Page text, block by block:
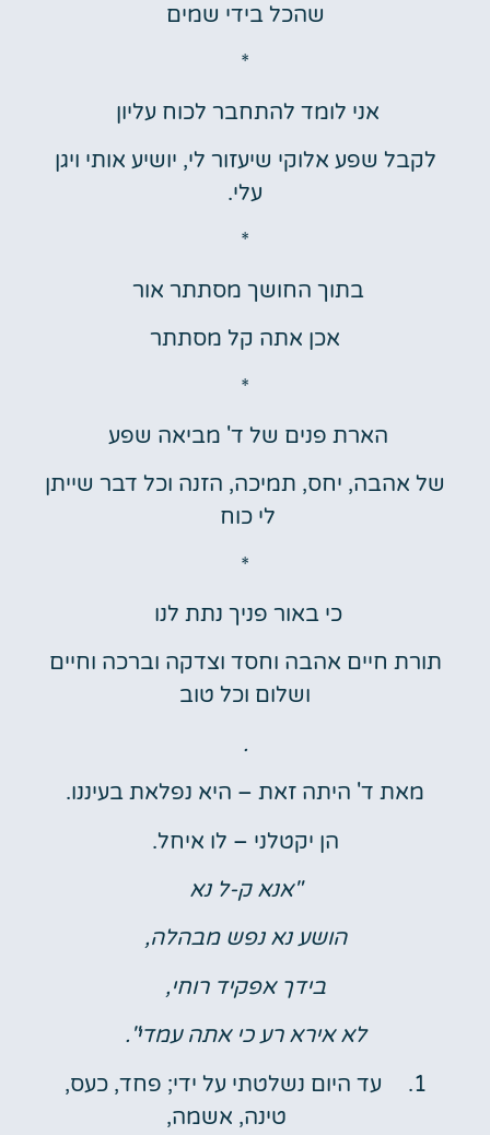
שהכל בידי שמים
*
אני לומד להתחבר לכוח עליון
לקבל שפע אלוקי שיעזור לי, יושיע אותי ויגן
עלי.
*
בתוך החושך מסתתר אור
אכן אתה קל מסתתר
*
הארת פנים של ד' מביאה שפע
של אהבה, יחס, תמיכה, הזנה וכל דבר שייתן
לי כוח
*
כי באור פניך נתת לנו
תורת חיים אהבה וחסד וצדקה וברכה וחיים
ושלום וכל טוב
.
מאת ד' היתה זאת – היא נפלאת בעיננו.
הן יקטלני – לו איחל.
"אנא ק-ל נא
הושע נא נפש מבהלה,
בידך אפקיד רוחי,
לא אירא רע כי אתה עמדי".
עד היום נשלטתי על ידי; פחד, כעס,
טינה, אשמה,